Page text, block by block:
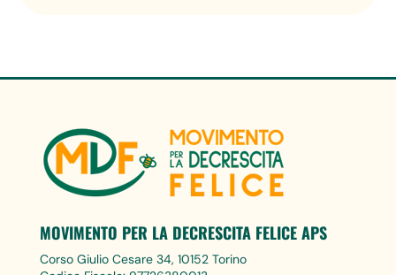
MOVIMENTO PER LA DECRESCITA FELICE APS
Corso Giulio Cesare 34, 10152 Torino